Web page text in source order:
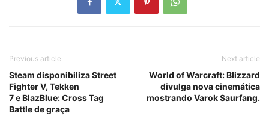
Previous article
Steam disponibiliza Street
Fighter V, Tekken
7 e BlazBlue: Cross Tag
Battle de graça
Next article
World of Warcraft: Blizzard
divulga nova cinemática
mostrando Varok Saurfang.